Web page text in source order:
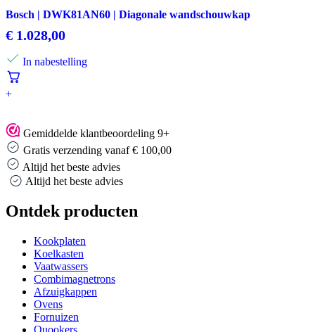
Bosch | DWK81AN60 | Diagonale wandschouwkap
€ 1.028,00
In nabestelling
+
Gemiddelde klantbeoordeling 9+
Gratis verzending vanaf € 100,00
Altijd het beste advies
Altijd het beste advies
Ontdek producten
Kookplaten
Koelkasten
Vaatwassers
Combimagnetrons
Afzuigkappen
Ovens
Fornuizen